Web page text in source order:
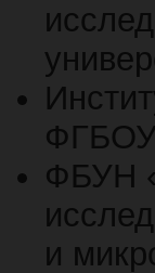
ФБУН
и